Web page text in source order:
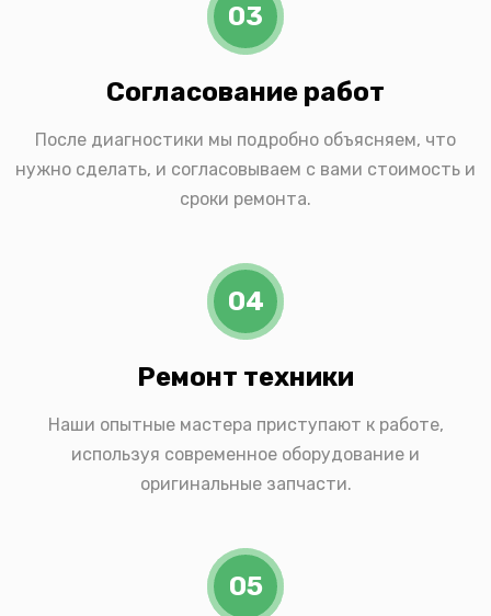
03
Согласование работ
После диагностики мы подробно объясняем, что
нужно сделать, и согласовываем с вами стоимость и
сроки ремонта.
04
Ремонт техники
Наши опытные мастера приступают к работе,
используя современное оборудование и
оригинальные запчасти.
05